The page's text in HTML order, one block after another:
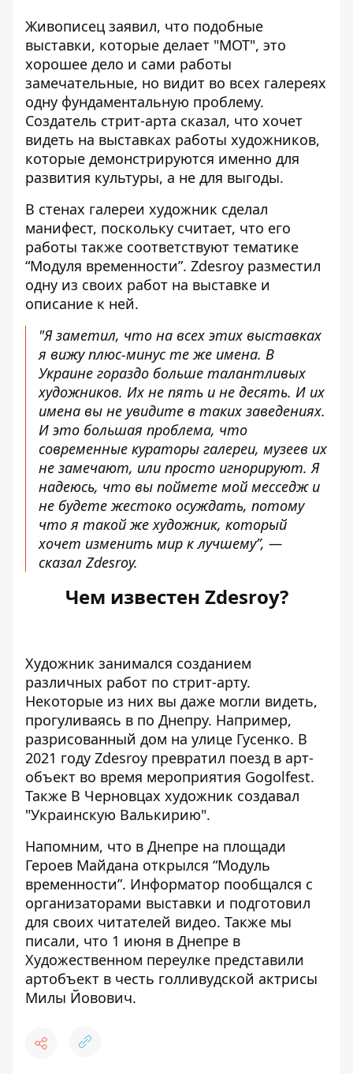
Живописец заявил, что подобные
выставки, которые делает "МОТ", это
хорошее дело и сами работы
замечательные, но видит во всех галереях
одну фундаментальную проблему.
Создатель стрит-арта сказал, что хочет
видеть на выставках работы художников,
которые демонстрируются именно для
развития культуры, а не для выгоды.
В стенах галереи художник сделал
манифест, поскольку считает, что его
работы также соответствуют тематике
“Модуля временности”. Zdesroy разместил
одну из своих работ на выставке и
описание к ней.
"Я заметил, что на всех этих выставках
я вижу плюс-минус те же имена. В
Украине гораздо больше талантливых
художников. Их не пять и не десять. И их
имена вы не увидите в таких заведениях.
И это большая проблема, что
современные кураторы галереи, музеев их
не замечают, или просто игнорируют. Я
надеюсь, что вы поймете мой месседж и
не будете жестоко осуждать, потому
что я такой же художник, который
хочет изменить мир к лучшему”, —
сказал Zdesroy.
Чем известен Zdesroy?
Художник занимался созданием
различных работ по стрит-арту.
Некоторые из них вы даже могли видеть,
прогуливаясь в по Днепру. Например,
разрисованный дом на улице Гусенко. В
2021 году Zdesroy превратил поезд в арт-
объект во время мероприятия Gogolfest.
Также В Черновцах художник создавал
"Украинскую Валькирию".
Напомним, что в Днепре на площади
Героев Майдана открылся “Модуль
временности”. Информатор пообщался с
организаторами выставки и подготовил
для своих читателей видео. Также мы
писали, что 1 июня в Днепре в
Художественном переулке представили
артобъект в честь голливудской актрисы
Милы Йовович.